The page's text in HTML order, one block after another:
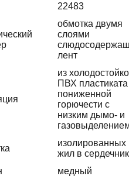
22483
обмотка двумя
слоями
лент
из
ПВХ пластиката
пониженной
горючести с
низким дымо- и
изолированных
жил в сердечник
медный